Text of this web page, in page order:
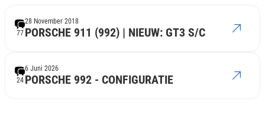
77 PORSCHE 911 (992) | NIEUW: GT3 S/C
28 November 2018
24 PORSCHE 992 - CONFIGURATIE
6 Juni 2026